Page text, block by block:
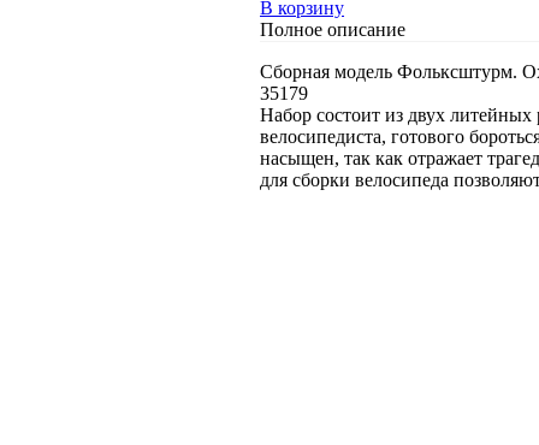
В корзину
Полное описание
Сборная модель Фольксштурм.
35179
Набор состоит из двух литейных
велосипедиста, готового
насыщен, так как отражает
для сборки велосипеда